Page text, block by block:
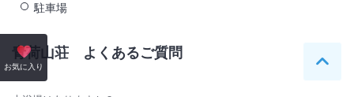
駐車場
お気に入り ペー
青荷山荘 よくあるご質問